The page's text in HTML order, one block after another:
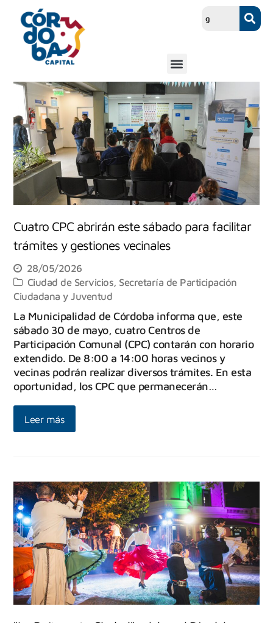
Cuatro CPC abrirán este sábado para facilitar
trámites y gestiones vecinales
28/05/2026
Ciudad de Servicios Secretaría de Participación
Ciudadana y Juventud
La Municipalidad de Córdoba informa que, este
sábado 30 de mayo, cuatro Centros de
Participación Comunal (CPC) contarán con horario
extendido. De 8:00 a 14:00 horas vecinos y
vecinas podrán realizar diversos trámites. En esta
oportunidad, los CPC que permanecerán…
Leer más